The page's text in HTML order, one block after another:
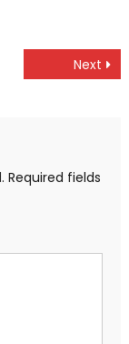
Next
Required fields